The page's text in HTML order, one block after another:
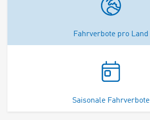
Fahrverbote pro Land
Saisonale Fahrverbote